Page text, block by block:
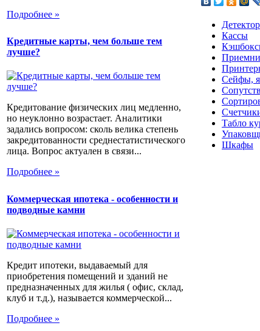
Подробнее »
Кредитные карты, чем больше тем
лучше?
Кредитование физических лиц медленно,
но неуклонно возрастает. Аналитики
задались вопросом: сколь велика степень
закредитованности среднестатистического
лица. Вопрос актуален в связи...
Подробнее »
Коммерческая ипотека - особенности и
подводные камни
Кредит ипотеки, выдаваемый для
приобретения помещений и зданий не
предназначенных для жилья ( офис, склад,
клуб и т.д.), называется коммерческой...
Подробнее »
Кассы
Сейфы,
Табло
Шкафы